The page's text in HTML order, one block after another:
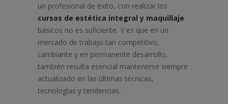
un profesional de éxito, con realizar los
cursos de estética integral y maquillaje
básicos no es suficiente. Y es que en un
mercado de trabajo tan competitivo,
cambiante y en permanente desarrollo,
también resulta esencial mantenerse siempre
actualizado en las últimas técnicas,
tecnologías y tendencias.